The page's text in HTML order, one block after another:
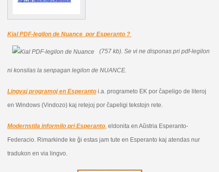
Kial PDF-legilon de Nuance por Esperanto ?
(757 kb). Se vi ne disponas pri pdf-legilon
ni konsilas la senpagan legilon de NUANCE.
Lingvaj programoj en Esperantoi.a. programeto EK por ĉapeligo de literoj
en Windows (Vindozo) kaj retejoj por ĉapeligi tekstojn rete.
Modernstila informilo pri Esperanto, eldonita en Aŭstria Esperanto-
Federacio. Rimarkinde ke ĝi estas jam tute en Esperanto kaj atendas nur
tradukon en via lingvo.